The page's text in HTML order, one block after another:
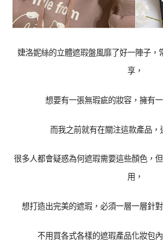
婕洛妮絲的立體遮瑕盤風靡了好一陣子，
享，
想要有一張無瑕疵的妝容，擁有
而我之前就有在關注這款產品，
很多人都會疑惑為何遮瑕需要這些顏色，
用，
想打造出完美的遮瑕，必須一層一層針
不用買各式各樣的遮瑕產品化妝包